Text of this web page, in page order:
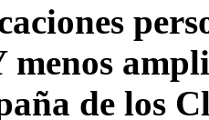
menos
de los